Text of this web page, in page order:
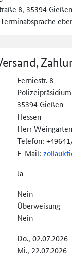
8, 35394
Ferniestr. 8
35394 Gießen
Hessen
Herr Weingarten
Telefon:
E-Mail:
Ja
Nein
Überweisung
Nein
Do., 02.07.2026
Mi., 22.07.2026